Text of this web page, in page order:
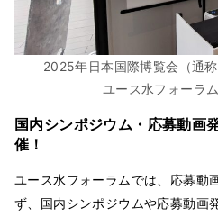
2025年日本国際博覧会（通
ユース水フォーラ
国内シンポジウム・応募動画
催！
ユース水フォーラムでは、応募動
ず、国内シンポジウムや応募動画